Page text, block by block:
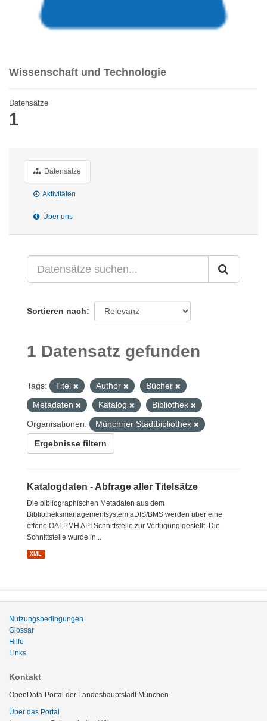
Wissenschaft und Technologie
Datensätze
1
Datensätze
Aktivitäten
Über uns
Sortieren nach
1 Datensatz gefunden
Tags: Titel Author
Bücher
Metadaten
Katalog
Bibliothek
Organisationen:
Münchner Stadtbibliothek
Ergebnisse filtern
Katalogdaten - Abfrage aller Titelsätze
Die bibliographischen Metadaten aus dem
Bibliotheksmanagementsystem aDIS/BMS werden über eine
offene OAI-PMH API Schnittstelle zur Verfügung gestellt. Die
Schnittstelle wurde in...
XML
Nutzungsbedingungen
Glossar
Hilfe
Links
Kontakt
OpenData-Portal der Landeshauptstadt München
Über das Portal